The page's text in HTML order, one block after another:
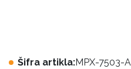
Šifra artikla:MPX-7503-